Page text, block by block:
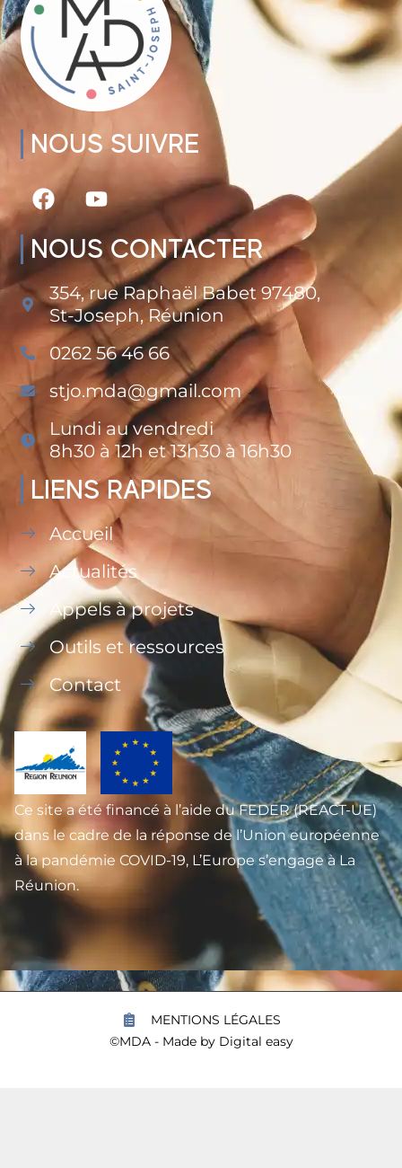
NOUS SUIVRE
NOUS CONTACTER
354, rue Raphaël Babet 97480,
St-Joseph, Réunion
0262 56 46 66
stjo.mda@gmail.com
Lundi au vendredi
8h30 à 12h et 13h30 à 16h30
LIENS RAPIDES
Accueil
Actualités
Appels à projets
Outils et ressources
Contact
Ce site a été financé à l’aide du FEDER (REACT-UE)
dans le cadre de la réponse de l’Union européenne
à la pandémie COVID-19, L’Europe s’engage à La
Réunion.
©MDA - Made by Digital easy
MENTIONS LÉGALES